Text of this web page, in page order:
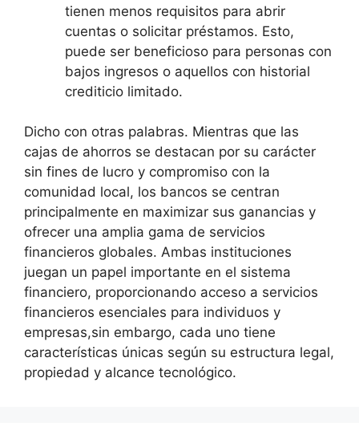
tienen menos requisitos para abrir
cuentas o solicitar préstamos. Esto,
puede ser beneficioso para personas con
bajos ingresos o aquellos con historial
crediticio limitado.
Dicho con otras palabras. Mientras que las
cajas de ahorros se destacan por su carácter
sin fines de lucro y compromiso con la
comunidad local, los bancos se centran
principalmente en maximizar sus ganancias y
ofrecer una amplia gama de servicios
financieros globales. Ambas instituciones
juegan un papel importante en el sistema
financiero, proporcionando acceso a servicios
financieros esenciales para individuos y
empresas,sin embargo, cada uno tiene
características únicas según su estructura legal,
propiedad y alcance tecnológico.